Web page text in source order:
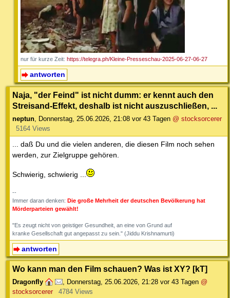
nur für kurze Zeit: https://telegra.ph/Kleine-Presseschau-2025-06-27-06-27
antworten
Naja, "der Feind" ist nicht dumm: er kennt auch den
Streisand-Effekt, deshalb ist nicht auszuschließen, ...
neptun Donnerstag, 25.06.2026, 21:08 vor 43 Tagen @ stocksorcerer
5164 Views
... daß Du und die vielen anderen, die diesen Film noch sehen
werden, zur Zielgruppe gehören.
Schwierig, schwierig ...
--
Immer daran denken: Die große Mehrheit der deutschen Bevölkerung hat
Mörderparteien gewählt!
"Es zeugt nicht von geistiger Gesundheit, an eine von Grund auf
kranke Gesellschaft gut angepasst zu sein." (Jiddu Krishnamurti)
antworten
Wo kann man den Film schauen? Was ist XY? [kT]
Dragonfly , Donnerstag, 25.06.2026, 21:28 vor 43 Tagen @
stocksorcerer
4784 Views